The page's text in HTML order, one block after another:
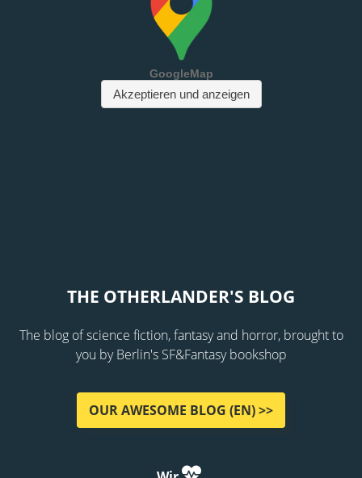
THE OTHERLANDER'S BLOG
The blog of science fiction, fantasy and horror, brought to
you by Berlin's SF&Fantasy bookshop
OUR AWESOME BLOG (EN) >>